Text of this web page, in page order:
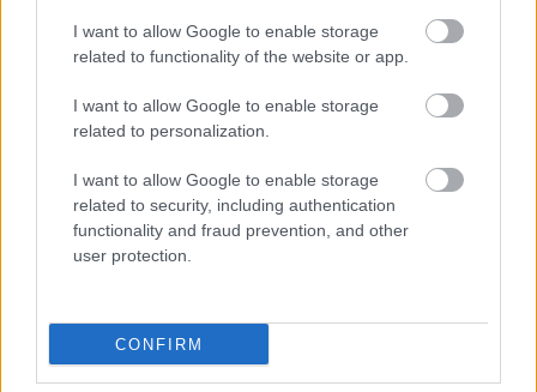
I want to allow Google to enable storage
related to functionality of the website or app.
I want to allow Google to enable storage
related to personalization.
I want to allow Google to enable storage
related to security, including authentication
functionality and fraud prevention, and other
user protection.
CONFIRM
IMÁDJA A TÁNCOT? AKKOR MISKOLCON A HELYE!
A bejegyzés trackback címe:
https://kulturpart.hu/api/trackback/id/7921026
A hozzászólások avonatkozó jogszabályokértelmében felhasználói tartalomnak
minősülnek, értük aszolgáltatás technikai